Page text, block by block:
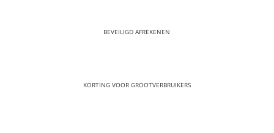
BEVEILIGD AFREKENEN
KORTING VOOR GROOTVERBRUIKERS